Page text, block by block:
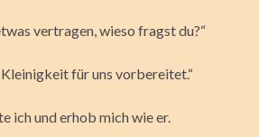
vertragen, wieso fragst du?“
Kleinigkeit für uns vorbereitet.“
ich und erhob mich wie er.